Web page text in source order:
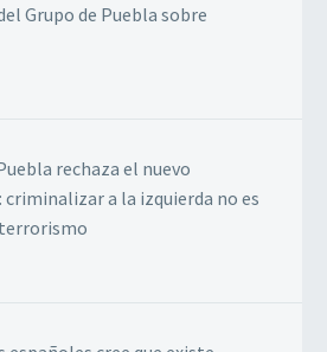
Grupo de Puebla sobre
rechaza el nuevo
a la izquierda no es